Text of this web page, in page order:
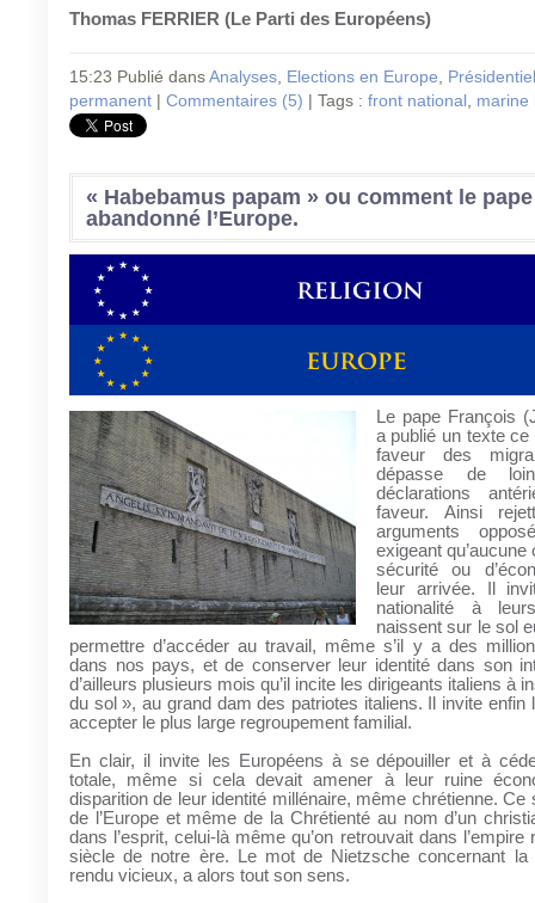
Thomas FERRIER (Le Parti des Européens)
15:23 Publié dans Analyses, Elections en Europe,
permanent
Commentaires (5) | Tags : front national , marine
« Habebamus papam » ou comment le
abandonné l’Europe.
Le pape François
a publié un texte ce
faveur des
dépasse de
déclarations
faveur. Ainsi
arguments
exigeant
sécurité ou
leur arrivée. Il
nationalité à
naissent sur le sol
permettre d’accéder au travail, même s’il y a des
dans nos pays, et de conserver leur identité dans son
d’ailleurs plusieurs mois qu’il incite les dirigeants italiens à
du sol », au grand dam des patriotes italiens. Il invite enfin
accepter le plus large regroupement familial.
En clair, il invite les Européens à se dépouiller et à
totale, même si cela devait amener à leur ruine
disparition de leur identité millénaire, même chrétienne. Ce
de l’Europe et même de la Chrétienté au nom d’un
dans l’esprit, celui-là même qu’on retrouvait dans l’empire
siècle de notre ère. Le mot de Nietzsche concernant la
rendu vicieux, a alors tout son sens.